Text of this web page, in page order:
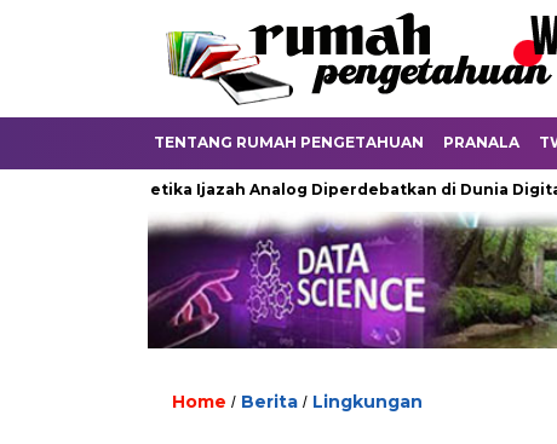
TENTANG RUMAH PENGETAHUAN PRANALA
Ketika Ijazah Analog Diperdebatkan di Dunia Digital
Home / Berita / Lingkungan